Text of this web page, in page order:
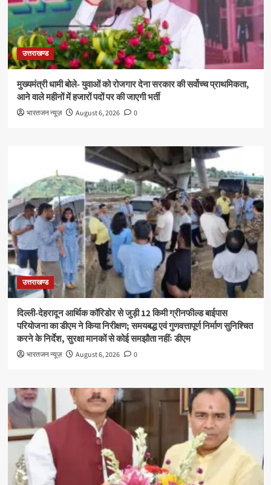
उत्तराखण्ड
मुख्यमंत्री धामी बोले- युवाओं को रोजगार देना सरकार की सर्वोच्च प्राथमिकता,
आने वाले महीनों में हजारों पदों पर की जाएगी भर्ती
भारतजन न्यूज़ August 6, 2026 0
उत्तराखण्ड
दिल्ली-देहरादून आर्थिक कॉरिडोर से जुड़ी 12 किमी ग्रीनफील्ड बाईपास
परियोजना का डीएम ने किया निरीक्षण; समयबद्ध एवं गुणवत्तापूर्ण निर्माण सुनिश्चित
करने के निर्देश, सुरक्षा मानकों से कोई समझौता नहींः डीएम
भारतजन न्यूज़ August 6, 2026 0